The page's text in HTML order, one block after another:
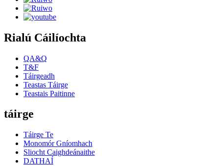
Rialú Cáilíochta
QA&Q
T&F
Táirgeadh
Teastas Táirge
Teastais Paitinne
táirge
Táirge Te
Monomór Gníomhach
Sliocht Caighdeánaithe
DATHAÍ